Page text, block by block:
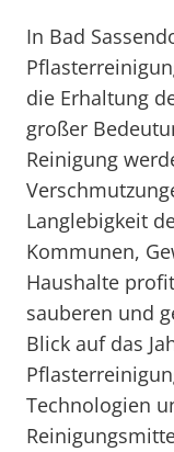
In Bad
die Erhaltung
großer
Reinigung
Langlebigkeit
Kommunen,
Haushalte
sauberen und
Blick auf das
Technologien